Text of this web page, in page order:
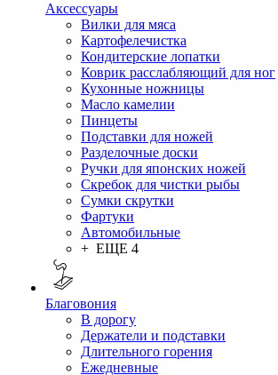
Аксессуары
Вилки для мяса
Картофелечистка
Кондитерские лопатки
Коврик расслабляющий для ног
Кухонные ножницы
Масло камелии
Пинцеты
Подставки для ножей
Разделочные доски
Ручки для японских ножей
Скребок для чистки рыбы
Сумки скрутки
Фартуки
Автомобильные
+ ЕЩЕ 4
Благовония
В дорогу
Держатели и подставки
Длительного горения
Ежедневные